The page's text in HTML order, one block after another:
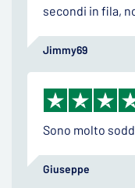
secondi in fila,
Jimmy69
Sono molto
Giuseppe